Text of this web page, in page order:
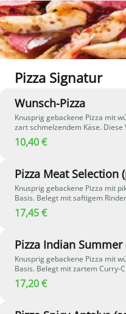
Pizza Signatur
Wunsch-Pizza
Knusprig gebackene Pizza mit
zart schmelzendem Käse.
Geschmack individuell belegt
einfach selbst zusammen.
10,40 €
Pizza Meat Selection
Knusprig gebackene Pizza mit
Basis. Belegt mit saftigem
Peperoni-Salami, zarten
knusprigem Bacon. Abgerundet
17,45 €
Pizza Indian Summer
Knusprig gebackene Pizza mit
Basis. Belegt mit zartem Curry-
und feurigen Jalapeños, die der
scharfe Note verleihen.
17,20 €